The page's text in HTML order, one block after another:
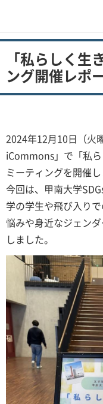
「私らしく生
ング開催レポ
2024年12月10日（火
iCommons」で「私
ミーティングを開催し
今回は、甲南大学
学の学生や飛び入り
悩みや身近なジェン
しました。